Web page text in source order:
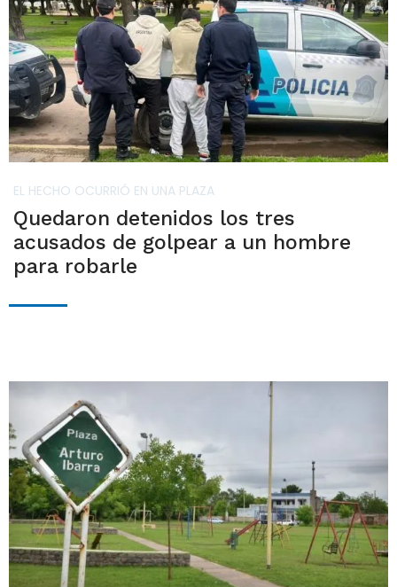
EL HECHO OCURRIÓ EN UNA PLAZA
Quedaron detenidos los tres
acusados de golpear a un hombre
para robarle